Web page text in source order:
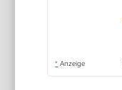
* Anzeige